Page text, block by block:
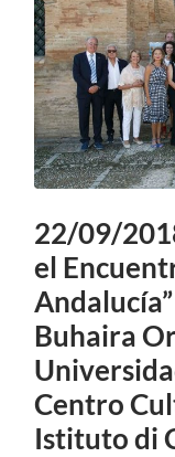
22/09/
el
Buhaira
Centro
Istituto di